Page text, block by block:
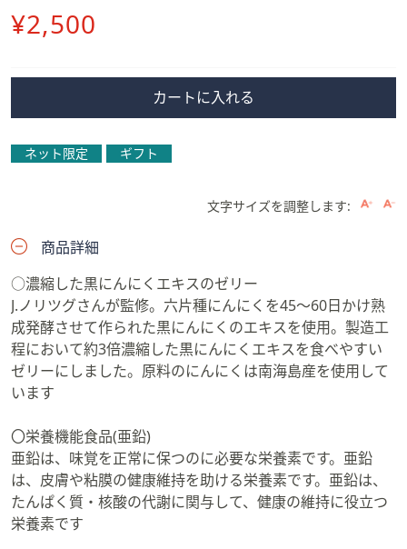
削
¥2,500
カートに入れる
ネット限定 ギフト
文字サイズを調整します:
商品詳細
○濃縮した黒にんにくエキスのゼリー
J.ノリツグさんが監修。六片種にんにくを45〜60日かけ熟
成発酵させて作られた黒にんにくのエキスを使用。製造工
程において約3倍濃縮した黒にんにくエキスを食べやすい
ゼリーにしました。原料のにんにくは南海島産を使用して
います
〇栄養機能食品(亜鉛)
亜鉛は、味覚を正常に保つのに必要な栄養素です。亜鉛
は、皮膚や粘膜の健康維持を助ける栄養素です。亜鉛は、
たんぱく質・核酸の代謝に関与して、健康の維持に役立つ
栄養素です